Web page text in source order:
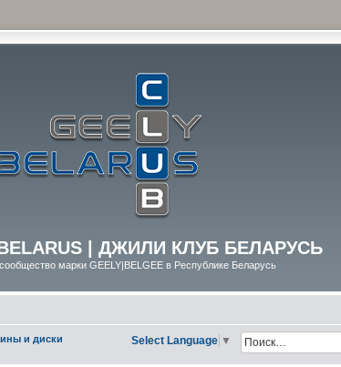
BELARUS | ДЖИЛИ КЛУБ БЕЛАРУСЬ
марки GEELY|BELGEE в Республике Беларусь
и диски Select Language ▼